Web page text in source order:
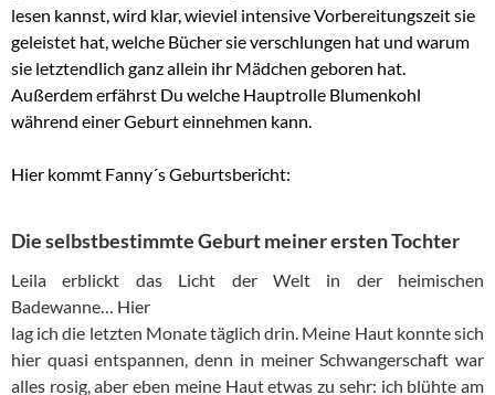
lesen kannst, wird klar, wieviel intensive Vorbereitungszeit sie
geleistet hat, welche Bücher sie verschlungen hat und warum
sie letztendlich ganz allein ihr Mädchen geboren hat.
Außerdem erfährst Du welche Hauptrolle Blumenkohl
während einer Geburt einnehmen kann.
Hier kommt Fanny´s Geburtsbericht:
Die selbstbestimmte Geburt meiner ersten Tochter
Leila erblickt das Licht der Welt in der heimischen
Badewanne… Hier
lag ich die letzten Monate täglich drin. Meine Haut konnte sich
hier quasi entspannen, denn in meiner Schwangerschaft war
alles rosig, aber eben meine Haut etwas zu sehr: ich blühte am